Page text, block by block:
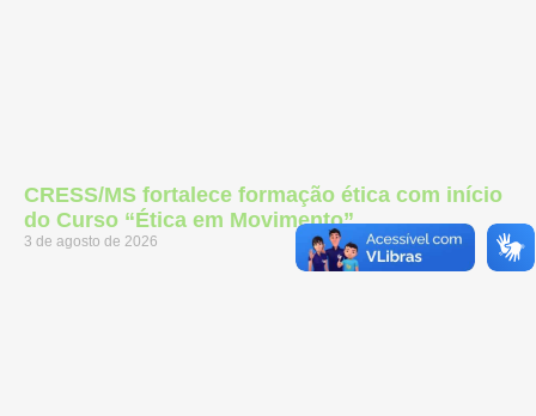
CRESS/MS fortalece formação ética com início
do Curso “Ética em Movimento”
3 de agosto de 2026